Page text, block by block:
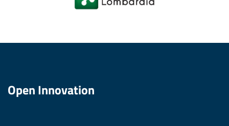
Open Innovation